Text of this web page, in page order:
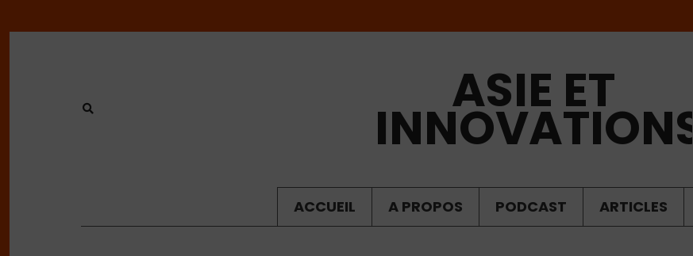
ASIE ET
INNOVATIONS
ACCUEIL A PROPOS PODCAST ARTICLES